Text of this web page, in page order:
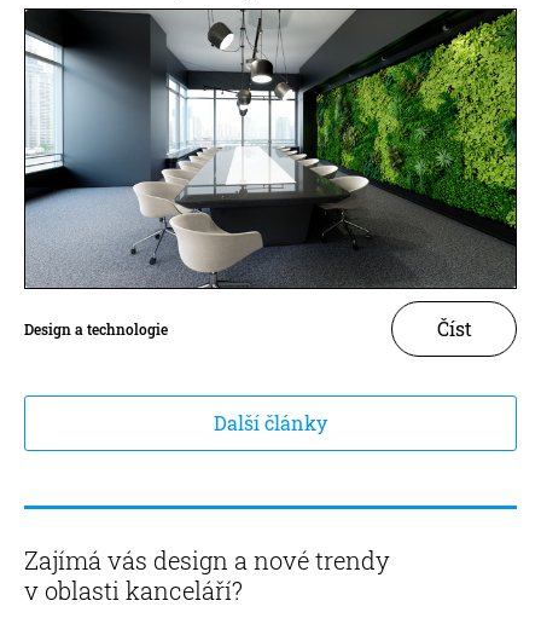
Design a technologie Číst
Další články
Zajímá vás design a nové trendy
v oblasti kanceláří?